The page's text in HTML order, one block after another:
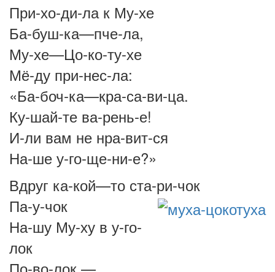
При-хо-ди-ла к Му-хе
Ба-буш-ка—пче-ла,
Му-хе—Цо-ко-ту-хе
Мё-ду при-нес-ла:
«Ба-боч-ка—кра-са-ви-ца.
Ку-шай-те ва-рень-е!
И-ли вам не нра-вит-ся
На-ше у-го-ще-ни-е?»
Вдруг ка-кой—то ста-ри-чок
Па-у-чок
На-шу Му-ху в у-го-
лок